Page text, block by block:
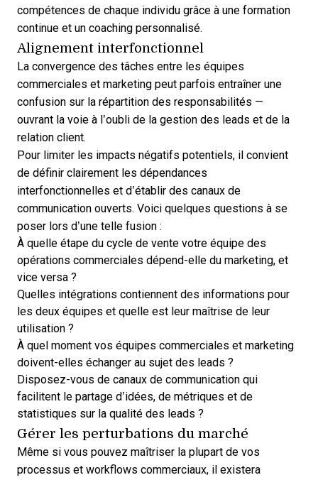
compétences de chaque individu grâce à une formation
continue et un coaching personnalisé.
Alignement interfonctionnel
La convergence des tâches entre les équipes
commerciales et marketing peut parfois entraîner une
confusion sur la répartition des responsabilités —
ouvrant la voie à l’oubli de la gestion des leads et de la
relation client.
Pour limiter les impacts négatifs potentiels, il convient
de définir clairement les dépendances
interfonctionnelles et d’établir des canaux de
communication ouverts. Voici quelques questions à se
poser lors d’une telle fusion :
À quelle étape du cycle de vente votre équipe des
opérations commerciales dépend-elle du marketing, et
vice versa ?
Quelles intégrations contiennent des informations pour
les deux équipes et quelle est leur maîtrise de leur
utilisation ?
À quel moment vos équipes commerciales et marketing
doivent-elles échanger au sujet des leads ?
Disposez-vous de canaux de communication qui
facilitent le partage d’idées, de métriques et de
statistiques sur la qualité des leads ?
Gérer les perturbations du marché
Même si vous pouvez maîtriser la plupart de vos
processus et workflows commerciaux, il existera